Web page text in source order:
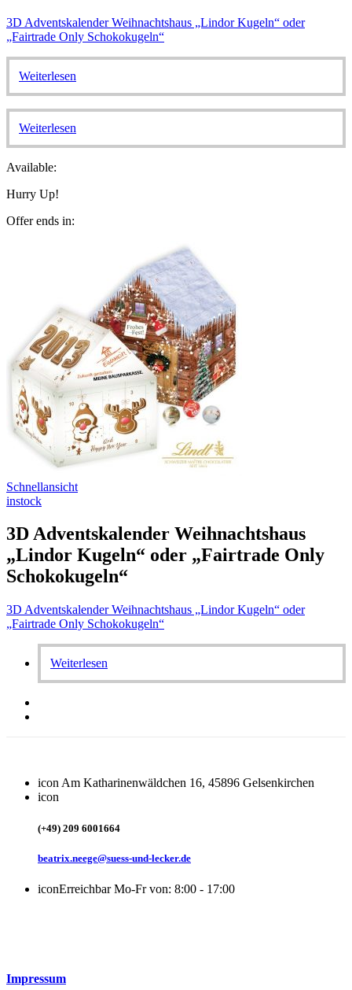
3D Adventskalender Weihnachtshaus „Lindor Kugeln“ oder
„Fairtrade Only Schokokugeln“
Weiterlesen
Weiterlesen
Available:
Hurry Up!
Offer ends in:
Schnellansicht
instock
3D Adventskalender Weihnachtshaus
„Lindor Kugeln“ oder „Fairtrade Only
Schokokugeln“
3D Adventskalender Weihnachtshaus „Lindor Kugeln“ oder
„Fairtrade Only Schokokugeln“
Weiterlesen
icon Am Katharinenwäldchen 16, 45896 Gelsenkirchen
icon
(+49) 209 6001664
beatrix.neege@suess-und-lecker.de
iconErreichbar Mo-Fr von: 8:00 - 17:00
Impressum